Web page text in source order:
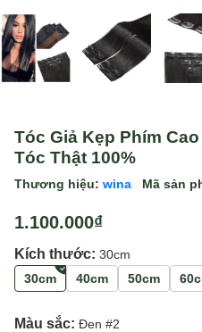
Tóc Giả Kẹp Phím
Tóc Thật 100%
Thương hiệu: wina Mã sản
1.100.000₫
Kích thước: 30cm
30cm
40cm 50cm
Màu sắc: Đen #2